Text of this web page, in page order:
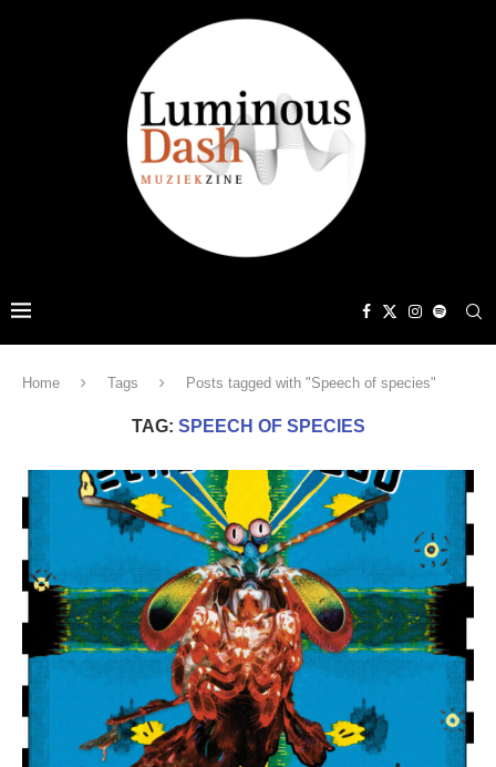
Home Tags Posts tagged with "Speech of species"
TAG: SPEECH OF SPECIES